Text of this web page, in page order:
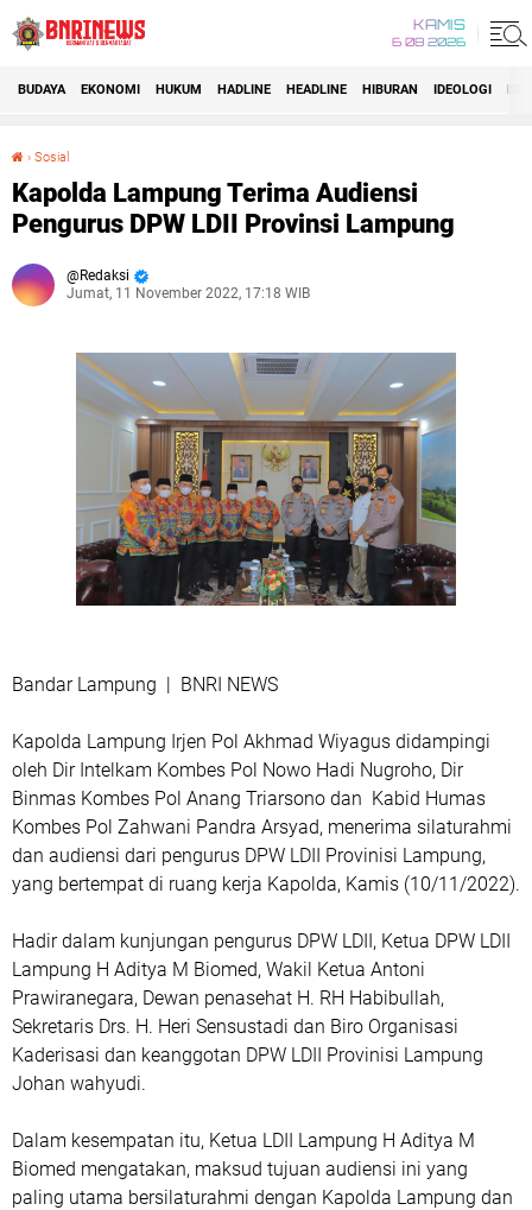
KAMIS
6 08 2026
BUDAYA EKONOMI HUKUM HADLINE HEADLINE HIBURAN IDEOLOGI
› Sosial
Kapolda Lampung Terima Audiensi
Pengurus DPW LDII Provinsi Lampung
Redaksi
Jumat, 11 November 2022, 17:18 WIB
Bandar Lampung | BNRI NEWS
Kapolda Lampung Irjen Pol Akhmad Wiyagus didampingi
oleh Dir Intelkam Kombes Pol Nowo Hadi Nugroho, Dir
Binmas Kombes Pol Anang Triarsono dan Kabid Humas
Kombes Pol Zahwani Pandra Arsyad, menerima silaturahmi
dan audiensi dari pengurus DPW LDII Provinisi Lampung,
yang bertempat di ruang kerja Kapolda, Kamis (10/11/2022).
Hadir dalam kunjungan pengurus DPW LDII, Ketua DPW LDII
Lampung H Aditya M Biomed, Wakil Ketua Antoni
Prawiranegara, Dewan penasehat H. RH Habibullah,
Sekretaris Drs. H. Heri Sensustadi dan Biro Organisasi
Kaderisasi dan keanggotan DPW LDII Provinisi Lampung
Johan wahyudi.
Dalam kesempatan itu, Ketua LDII Lampung H Aditya M
Biomed mengatakan, maksud tujuan audiensi ini yang
paling utama bersilaturahmi dengan Kapolda Lampung dan